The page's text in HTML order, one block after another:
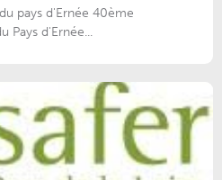
pays d'Ernée 40ème
Pays d'Ernée...